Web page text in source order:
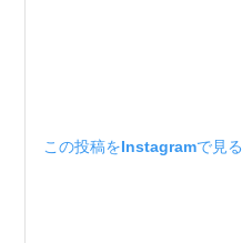
この投稿をInstagramで見る